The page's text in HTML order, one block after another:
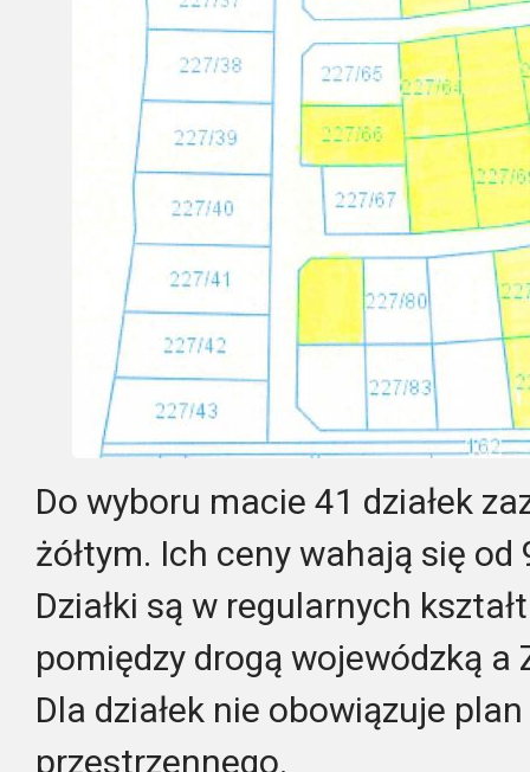
Do wyboru macie 41 działek
żółtym. Ich ceny wahają się od
Działki są w regularnych
pomiędzy drogą wojewódzką a
Dla działek nie obowiązuje
przestrzennego.